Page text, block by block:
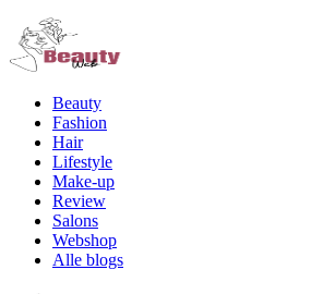
Beauty
Fashion
Hair
Lifestyle
Make-up
Review
Salons
Webshop
Alle blogs